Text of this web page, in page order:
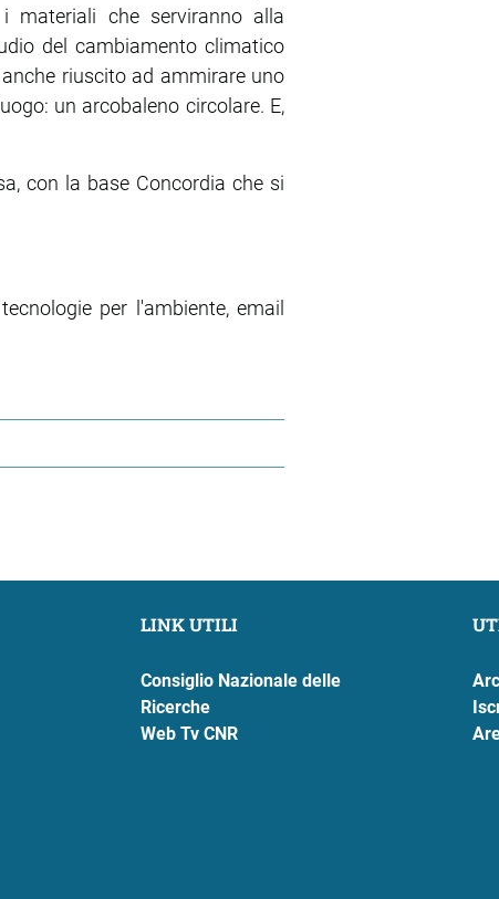
che serviranno alla
del cambiamento climatico
riuscito ad ammirare uno
un arcobaleno circolare. E,
con la base Concordia che si
per l'ambiente, email
LINK UTILI
Consiglio Nazionale delle
Ricerche
Web Tv CNR